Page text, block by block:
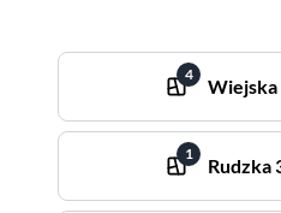
4
Wiejska
1
Rudzka